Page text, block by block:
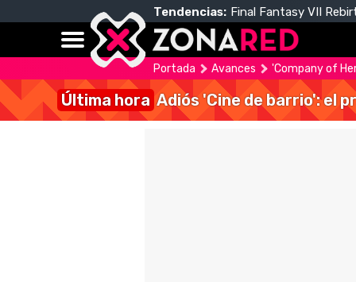
Tendencias: Final Fantasy VII
Portada Avances 'Company of
Última hora Adiós 'Cine de barrio': el